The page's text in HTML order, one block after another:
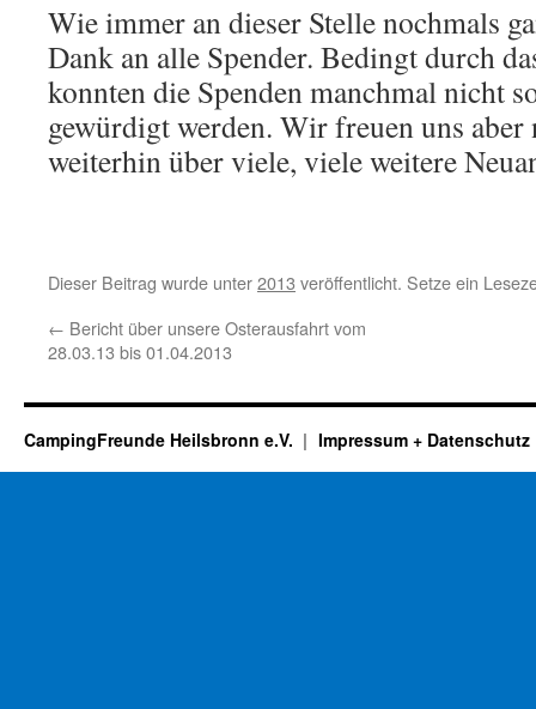
Wie immer an dieser Stelle nochmals
Dank an alle Spender. Bedingt durch
konnten die Spenden manchmal nicht
gewürdigt werden. Wir freuen uns aber
weiterhin über viele, viele weitere
Dieser Beitrag wurde unter2013 veröffentlicht. Setze ein
← Bericht über unsere Osterausfahrt vom
28.03.13 bis 01.04.2013
CampingFreunde Heilsbronn e.V. Impressum + Datenschutz